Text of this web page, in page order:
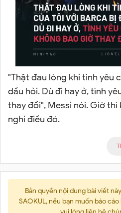
"Thật đau lòng khi tình yêu
dấu hỏi. Dù đi hay ở, tình
thay đổi", Messi nói. Giờ
nghi điều đó.
Bản quyền nội dung bài viết
SAOKUL, nếu bạn muốn báo